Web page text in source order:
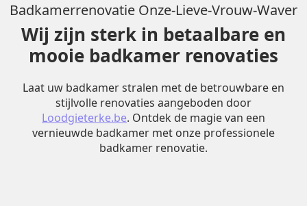
Badkamerrenovatie Onze-Lieve-Vrouw-Waver
Wij zijn sterk in betaalbare en
mooie badkamer renovaties
Laat uw badkamer stralen met de betrouwbare en
stijlvolle renovaties aangeboden door
Loodgieterke.be. Ontdek de magie van een
vernieuwde badkamer met onze professionele
badkamer renovatie.